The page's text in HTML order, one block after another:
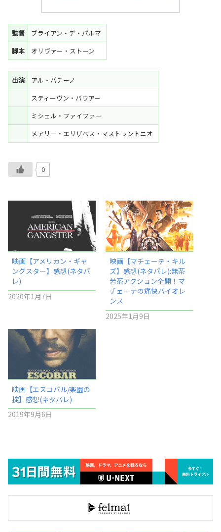
監督
ブライアン・デ・パルマ
脚本
オリヴァー・ストーン
出演
アル・パチーノ
スティーヴン・バウアー
ミシェル・ファイファー
メアリー・エリザベス・マストラントニオ
0
映画【アメリカン・ギャ
ングスター】感想(ネタバ
レ)
2020年1月7日
映画【マチェーテ・キル
ズ】感想(ネタバレ):無茶
苦茶アクション全開！マ
チェーテの痛快バイオレ
ンス
2025年1月9日
映画【エスコバル/楽園の
掟】感想(ネタバレ)
2019年9月6日